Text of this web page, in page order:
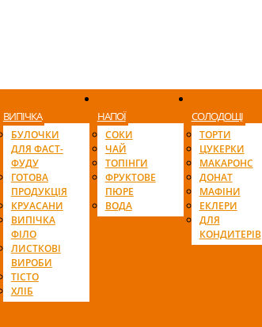
ВИПІЧКА
БУЛОЧКИ
ДЛЯ ФАСТ-
ФУДУ
ГОТОВА
ПРОДУКЦІЯ
КРУАСАНИ
ВИПІЧКА
ФІЛО
ЛИСТКОВІ
ВИРОБИ
ТІСТО
ХЛІБ
НАПОЇ
СОКИ
ЧАЙ
ТОПІНГИ
ФРУКТОВЕ
ПЮРЕ
ВОДА
СОЛОДОЩІ
ТОРТИ
ЦУКЕРКИ
МАКАРОНС
ДОНАТ
МАФІНИ
ЕКЛЕРИ
ДЛЯ
КОНДИТЕРІВ